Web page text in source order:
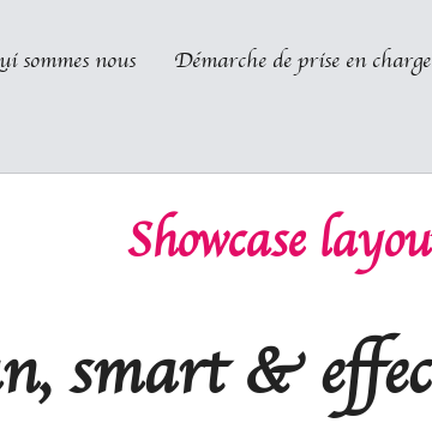
sommes nous Démarche de prise en charge
Showcase
smart &